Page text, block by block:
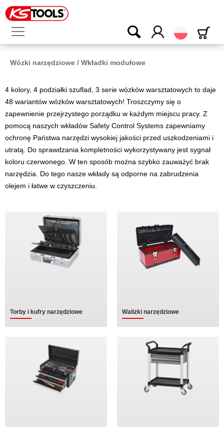
Polski
Wózki narzędziowe / Wkładki modułowe
4 kolory, 4 podziałki szuflad, 3 serie wózków warsztatowych to daje
48 wariantów wózków warsztatowych! Troszczymy się o
zapewnienie przejrzystego porządku w każdym miejscu pracy. Z
pomocą naszych wkładów Safety Control Systems zapewniamy
ochronę Państwa narzędzi wysokiej jakości przed uszkodzeniami i
utratą. Do sprawdzania kompletności wykorzystywany jest sygnał
koloru czerwonego. W ten sposób można szybko zauważyć brak
narzędzia. Do tego nasze wkłady są odporne na zabrudzenia
olejem i łatwe w czyszczeniu.
Torby i kufry narzędziowe Walizki narzędziowe